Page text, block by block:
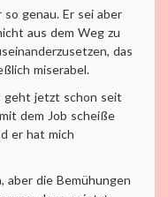
genau. Er sei aber
aus dem Weg zu
das
miserabel.
geht jetzt schon seit
dem Job scheiße
er hat mich
aber die Bemühungen